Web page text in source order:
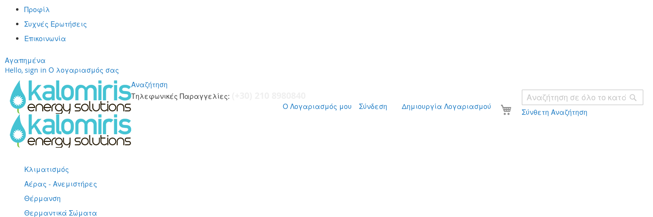
Προφίλ
Συχνές Ερωτήσεις
Επικοινωνία
Αγαπημένα
Hello, sign in Ο λογαριασμός σας
Αναζήτηση
Σύνθετη Αναζήτηση
Τηλεφωνικές Παραγγελίες:
Το καλάθι σας
Ο Λογαριασμός μου Σύνδεση Δημιουργία Λογαριασμού
περιεχόμενο
Κλιματισμός
Αέρας - Ανεμιστήρες
Θέρμανση
Θερμαντικά Σώματα